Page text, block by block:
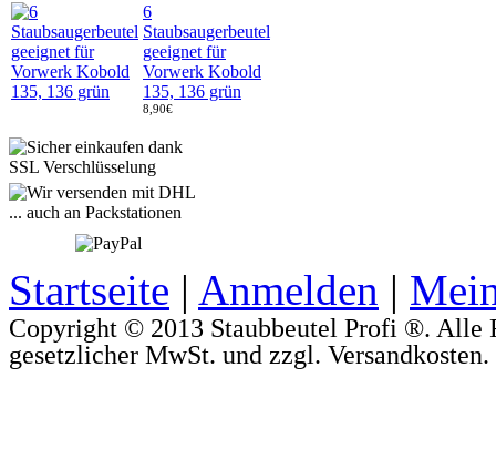
6
Staubsaugerbeutel
geeignet für
Vorwerk Kobold
135, 136 grün
8,90€
Startseite | Anmelden |
Copyright © 2013 Staubbeutel Profi ®. Alle
gesetzlicher MwSt. und zzgl. Versandkosten.